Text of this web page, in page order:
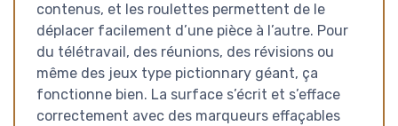
contenus, et les roulettes permettent de le
déplacer facilement d’une pièce à l’autre. Pour
du télétravail, des réunions, des révisions ou
même des jeux type pictionnary géant, ça
fonctionne bien. La surface s’écrit et s’efface
correctement avec des marqueurs effaçables